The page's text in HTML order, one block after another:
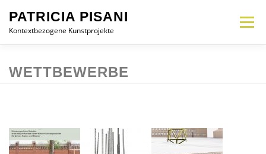
Inhalt
springen
PATRICIA PISANI
Kontextbezogene Kunstprojekte
Menü
MEMORIAL INTERVENTION
WETTBEWERBE